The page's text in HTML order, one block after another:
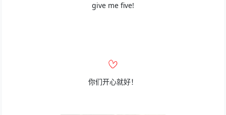
give me five!
你们开心就好！